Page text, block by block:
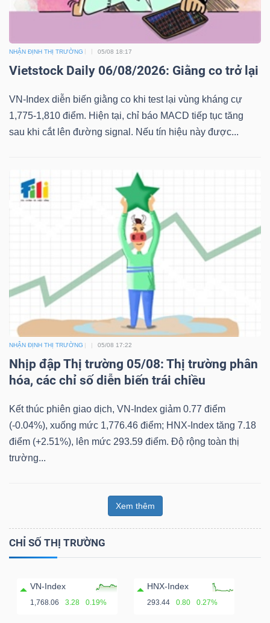
NHẬN ĐỊNH THỊ TRƯỜNG 05/08 18:17
Vietstock Daily 06/08/2026: Giằng co trở lại
VN-Index diễn biến giằng co khi test lại vùng kháng cự
1,775-1,810 điểm. Hiện tại, chỉ báo MACD tiếp tục tăng
sau khi cắt lên đường signal. Nếu tín hiệu này được...
NHẬN ĐỊNH THỊ TRƯỜNG 05/08 17:22
Nhịp đập Thị trường 05/08: Thị trường phân
hóa, các chỉ số diễn biến trái chiều
Kết thúc phiên giao dịch, VN-Index giảm 0.77 điểm
(-0.04%), xuống mức 1,776.46 điểm; HNX-Index tăng 7.18
điểm (+2.51%), lên mức 293.59 điểm. Độ rộng toàn thị
trường...
Xem thêm
CHỈ SỐ THỊ TRƯỜNG
VN-Index
1,768.06 3.28 0.19%
HNX-Index
293.44 0.80 0.27%